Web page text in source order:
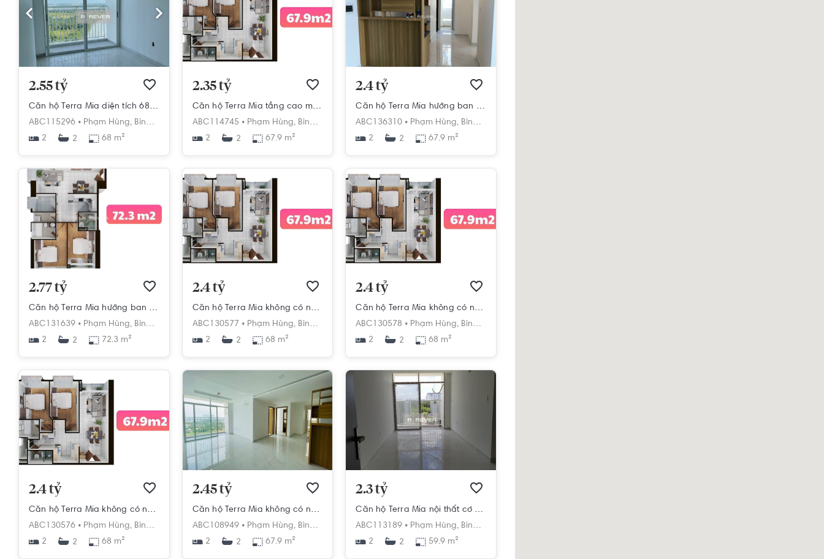
2.55 tỷ
Căn hộ Terra Mia diện tích 68m2, nội thất cơ bản.
ABC115296 • Phạm Hùng, Bình Hưng, Bình Chánh, Hồ Chí Minh
2
2 68 m²
2.35 tỷ
Căn hộ Terra Mia tầng cao mát mẻ, nội thất cơ bản.
ABC114745 • Phạm Hùng, Bình Hưng, Bình Chánh, Hồ Chí Minh
2
2 67.9 m²
2.4 tỷ
Căn hộ Terra Mia hướng ban công tây bắc nội thất cơ bản diện tích 67.9m²
ABC136310 • Phạm Hùng, Bình Hưng,
2
2 67.9 m²
2.77 tỷ
Căn hộ Terra Mia hướng ban công nam nội thất cơ bản diện tích 72.3m²
ABC131639 • Phạm Hùng, Bình Hưng, Bình Chánh, Hồ Chí Minh
2
2 72.3 m²
2.4 tỷ
Căn hộ Terra Mia không có nội thất diện tích 68m².
ABC130577 • Phạm Hùng, Bình Hưng, Bình Chánh, Hồ Chí Minh
2
2 68 m²
2.4 tỷ
Căn hộ Terra Mia không có nội thất diện tích 68m².
ABC130578 • Phạm Hùng, Bình Hưng,
2
2 68 m²
2.4 tỷ
Căn hộ Terra Mia không có nội thất diện tích 68m²
ABC130576 • Phạm Hùng, Bình Hưng, Bình Chánh, Hồ Chí Minh
2
2 68 m²
2.45 tỷ
Căn hộ Terra Mia không có nội thất diện tích 67.9m²
ABC108949 • Phạm Hùng, Bình Hưng, Bình Chánh, Hồ Chí Minh
2
2 67.9 m²
2.3 tỷ
Căn hộ Terra Mia nội thất cơ bản diện tích 59.9m².
ABC113189 • Phạm Hùng, Bình Hưng,
2
2 59.9 m²